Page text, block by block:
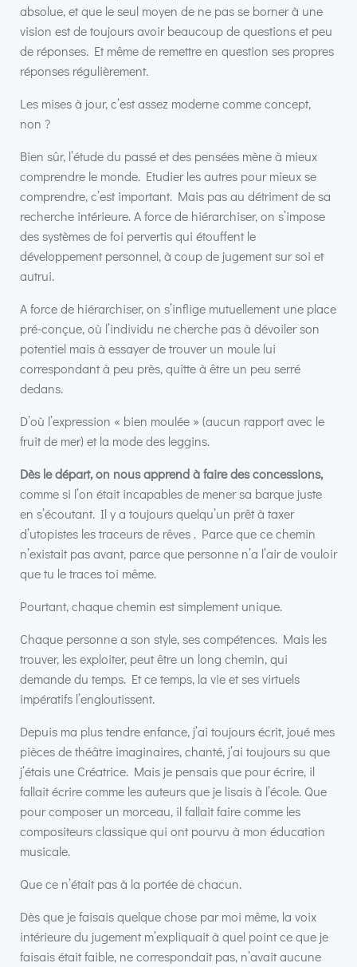
absolue, et que le seul moyen de ne pas se borner à une
vision est de toujours avoir beaucoup de questions et peu
de réponses. Et même de remettre en question ses propres
réponses régulièrement.
Les mises à jour, c’est assez moderne comme concept,
non ?
Bien sûr, l’étude du passé et des pensées mène à mieux
comprendre le monde. Etudier les autres pour mieux se
comprendre, c’est important. Mais pas au détriment de sa
recherche intérieure. A force de hiérarchiser, on s’impose
des systèmes de foi pervertis qui étouffent le
développement personnel, à coup de jugement sur soi et
autrui.
A force de hiérarchiser, on s’inflige mutuellement une place
pré-conçue, où l’individu ne cherche pas à dévoiler son
potentiel mais à essayer de trouver un moule lui
correspondant à peu près, quitte à être un peu serré
dedans.
D’où l’expression « bien moulée » (aucun rapport avec le
fruit de mer) et la mode des leggins.
Dès le départ, on nous apprend à faire des concessions,
comme si l’on était incapables de mener sa barque juste
en s’écoutant. Il y a toujours quelqu’un prêt à taxer
d’utopistes les traceurs de rêves . Parce que ce chemin
n’existait pas avant, parce que personne n’a l’air de vouloir
que tu le traces toi même.
Pourtant, chaque chemin est simplement unique.
Chaque personne a son style, ses compétences. Mais les
trouver, les exploiter, peut être un long chemin, qui
demande du temps. Et ce temps, la vie et ses virtuels
impératifs l’engloutissent.
Depuis ma plus tendre enfance, j’ai toujours écrit, joué mes
pièces de théâtre imaginaires, chanté, j’ai toujours su que
j’étais une Créatrice. Mais je pensais que pour écrire, il
fallait écrire comme les auteurs que je lisais à l’école. Que
pour composer un morceau, il fallait faire comme les
compositeurs classique qui ont pourvu à mon éducation
musicale.
Que ce n’était pas à la portée de chacun.
Dès que je faisais quelque chose par moi même, la voix
intérieure du jugement m’expliquait à quel point ce que je
faisais était faible, ne correspondait pas, n’avait aucune